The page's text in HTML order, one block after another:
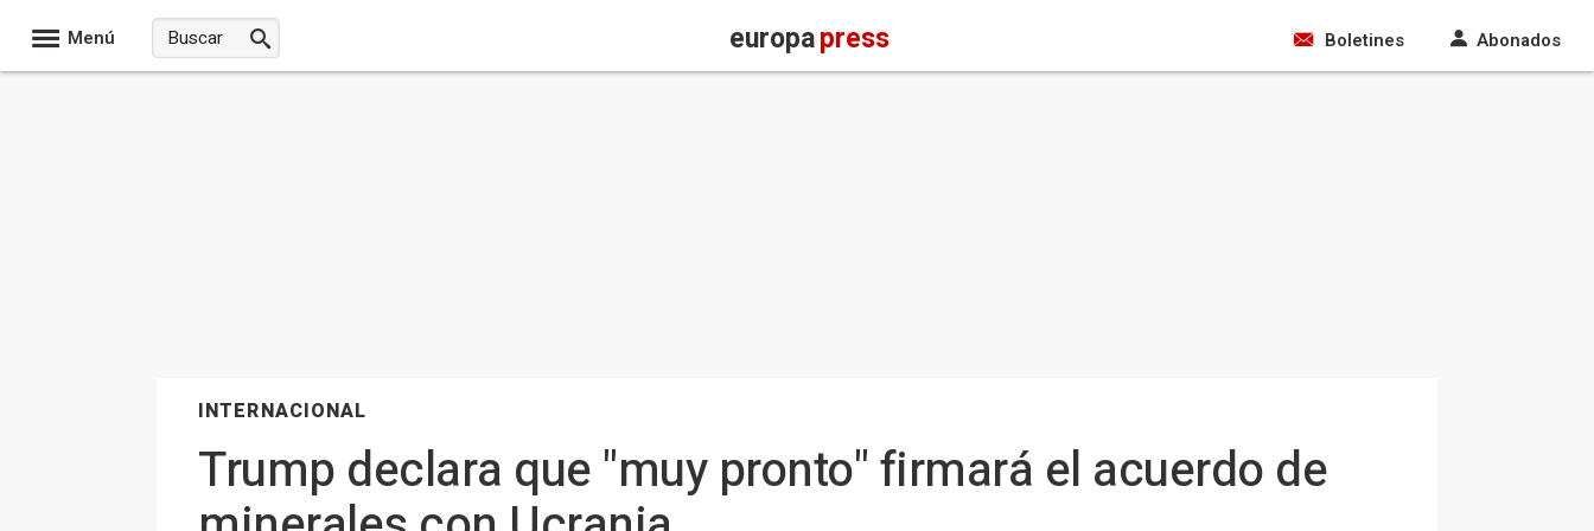
Menú europapress Boletines Abonados
INTERNACIONAL
Trump declara que "muy pronto" firmará el acuerdo de